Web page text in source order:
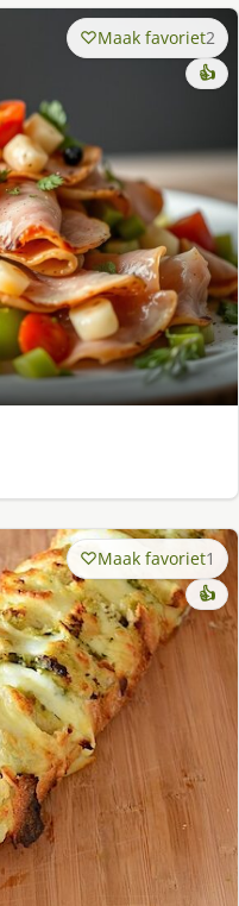
Maak favoriet2
👍
Maak favoriet1
👍